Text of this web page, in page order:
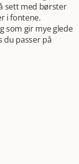
sett med børster
i fontene.
som gir mye glede
du passer på